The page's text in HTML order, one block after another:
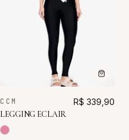
CCM
LEGGING ECLAIR
R$ 339,90